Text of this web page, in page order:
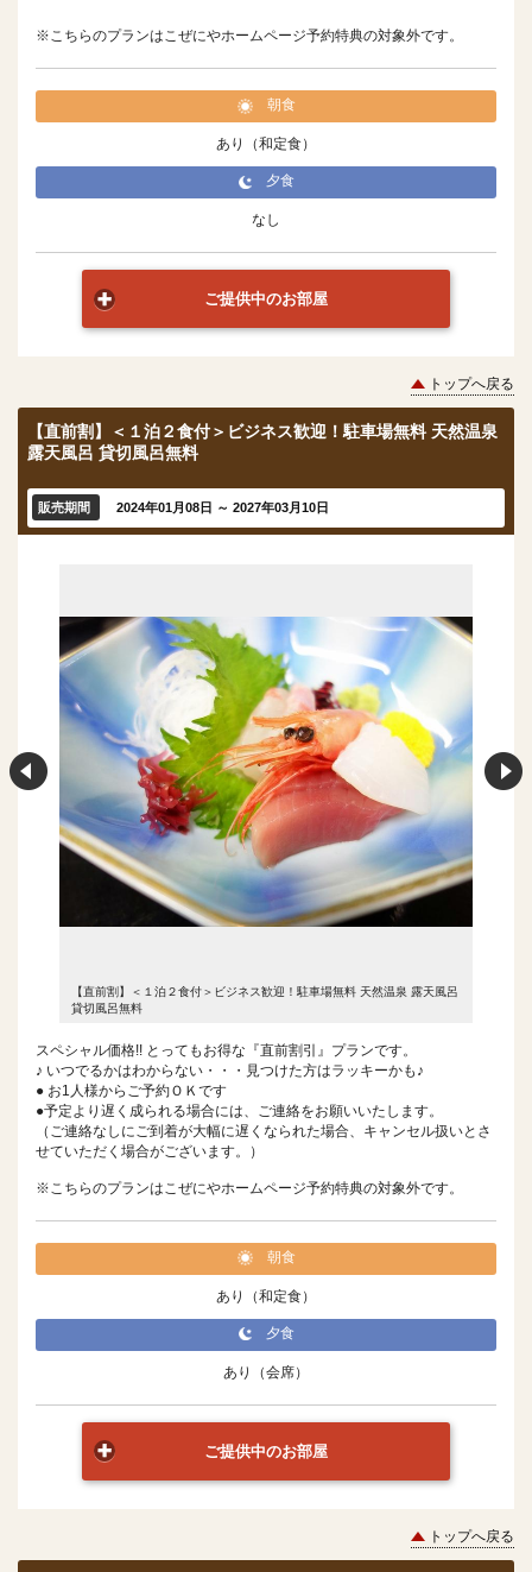
※こちらのプランはこぜにやホームページ予約特典の対象外です。
朝食
あり（和定食）
夕食
なし
ご提供中のお部屋
トップへ戻る
【直前割】＜１泊２食付＞ビジネス歓迎！駐車場無料 天然温泉
露天風呂 貸切風呂無料
販売期間 2024年01月08日 ～ 2027年03月10日
【直前割】＜１泊２食付＞ビジネス歓迎！駐車場無料 天然温泉 露天風呂
貸切風呂無料
スペシャル価格!! とってもお得な『直前割引』プランです。
♪ いつでるかはわからない・・・見つけた方はラッキーかも♪
● お1人様からご予約ＯＫです
●予定より遅く成られる場合には、ご連絡をお願いいたします。
（ご連絡なしにご到着が大幅に遅くなられた場合、キャンセル扱いとさ
せていただく場合がございます。）
※こちらのプランはこぜにやホームページ予約特典の対象外です。
朝食
あり（和定食）
夕食
あり（会席）
ご提供中のお部屋
トップへ戻る